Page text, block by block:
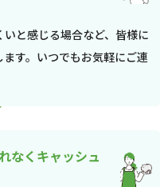
と感じる場合など、皆様に
す。いつでもお気軽にご連
なくキャッシュ